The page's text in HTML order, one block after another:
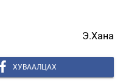
Э.Хана
ХУВААЛЦАХ